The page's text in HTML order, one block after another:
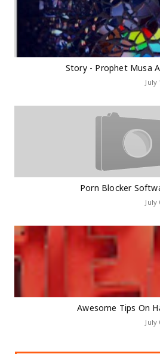
Story - Prophet Musa
July
Porn Blocker
July
July